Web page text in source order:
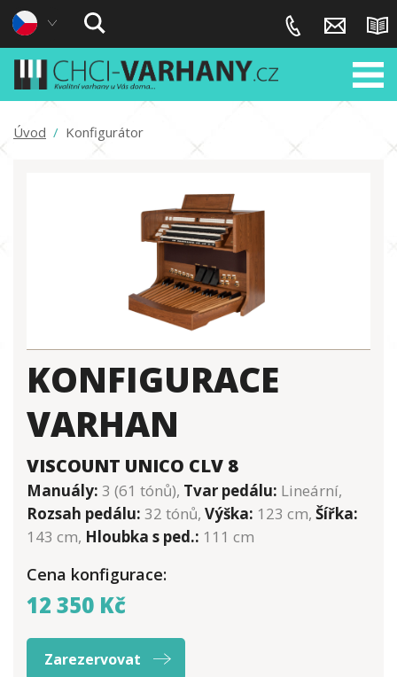
Úvod / Konfigurátor
KONFIGURACE
VARHAN
VISCOUNT UNICO CLV 8
Manuály: 3 (61 tónů), Tvar pedálu: Lineární,
Rozsah pedálu: 32 tónů, Výška: 123 cm, Šířka:
143 cm, Hloubka s ped.: 111 cm
Cena konfigurace:
12 350 Kč
Zarezervovat